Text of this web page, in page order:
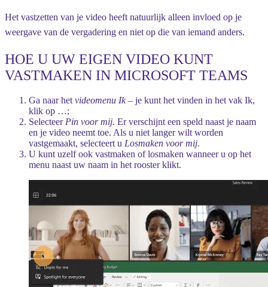
Het vastzetten van je video heeft natuurlijk alleen invloed op je
weergave van de vergadering en niet op die van iemand anders.
HOE U UW EIGEN VIDEO KUNT
VASTMAKEN IN MICROSOFT TEAMS
Ga naar hetvideomenu Ik– je kunt het vinden in het vak Ik,
klik op …;
SelecteerPin voor mij. Er verschijnt een speld naast je naam
en je video neemt toe. Als u niet langer wilt worden
vastgemaakt, selecteert u Losmaken voor mij.
U kunt uzelf ook vastmaken of losmaken wanneer u op het
menu naast uw naam in het rooster klikt.